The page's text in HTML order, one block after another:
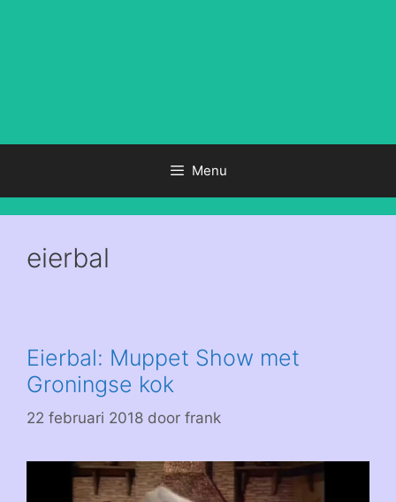
Menu
eierbal
Eierbal: Muppet Show met
Groningse kok
22 februari 2018 door frank